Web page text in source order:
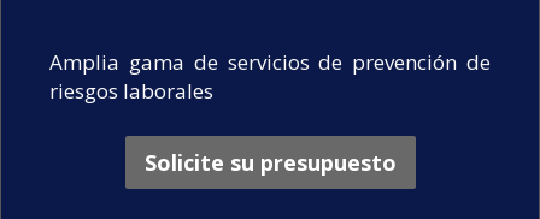
Amplia gama de servicios de prevención de
riesgos laborales
Solicite su presupuesto